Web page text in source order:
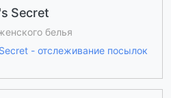
Secret
белья
- отслеживание посылок